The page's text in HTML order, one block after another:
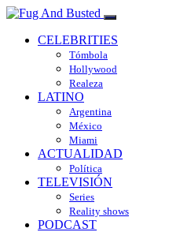
CELEBRITIES
Tómbola
Hollywood
Realeza
LATINO
Argentina
México
Miami
ACTUALIDAD
Política
TELEVISIÓN
Series
Reality shows
PODCAST